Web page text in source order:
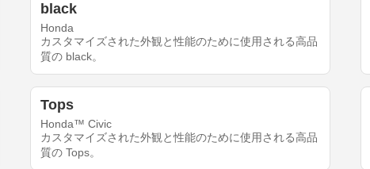
black
Honda
カスタマイズされた外観と性能のために使用される高品
質の black。
Tops
Honda™ Civic
カスタマイズされた外観と性能のために使用される高品
質の Tops。